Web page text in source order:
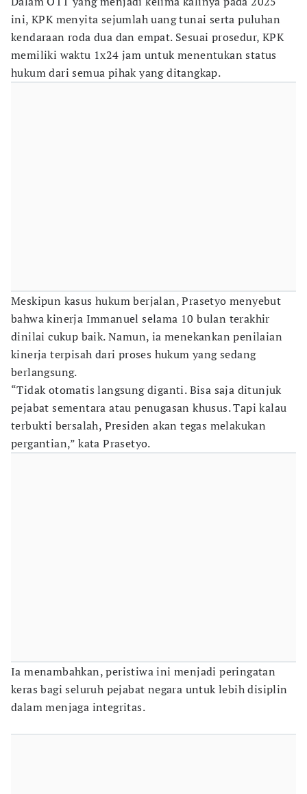
ini, KPK menyita sejumlah uang tunai serta puluhan
kendaraan roda dua dan empat. Sesuai prosedur, KPK
memiliki waktu 1x24 jam untuk menentukan status
hukum dari semua pihak yang ditangkap.
Meskipun kasus hukum berjalan, Prasetyo menyebut
bahwa kinerja Immanuel selama 10 bulan terakhir
dinilai cukup baik. Namun, ia menekankan penilaian
kinerja terpisah dari proses hukum yang sedang
berlangsung.
“Tidak otomatis langsung diganti. Bisa saja ditunjuk
pejabat sementara atau penugasan khusus. Tapi kalau
terbukti bersalah, Presiden akan tegas melakukan
pergantian,” kata Prasetyo.
Ia menambahkan, peristiwa ini menjadi peringatan
keras bagi seluruh pejabat negara untuk lebih disiplin
dalam menjaga integritas.